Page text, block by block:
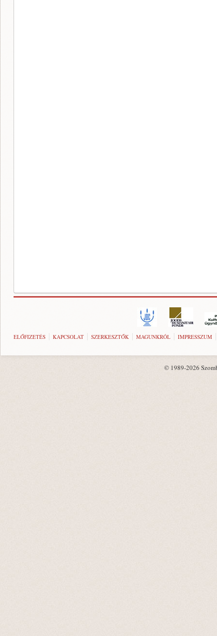
ELŐFIZETÉS KAPCSOLAT SZERKESZTŐK MAGUNKRÓL IMPRESSZUM
© 1989-2026